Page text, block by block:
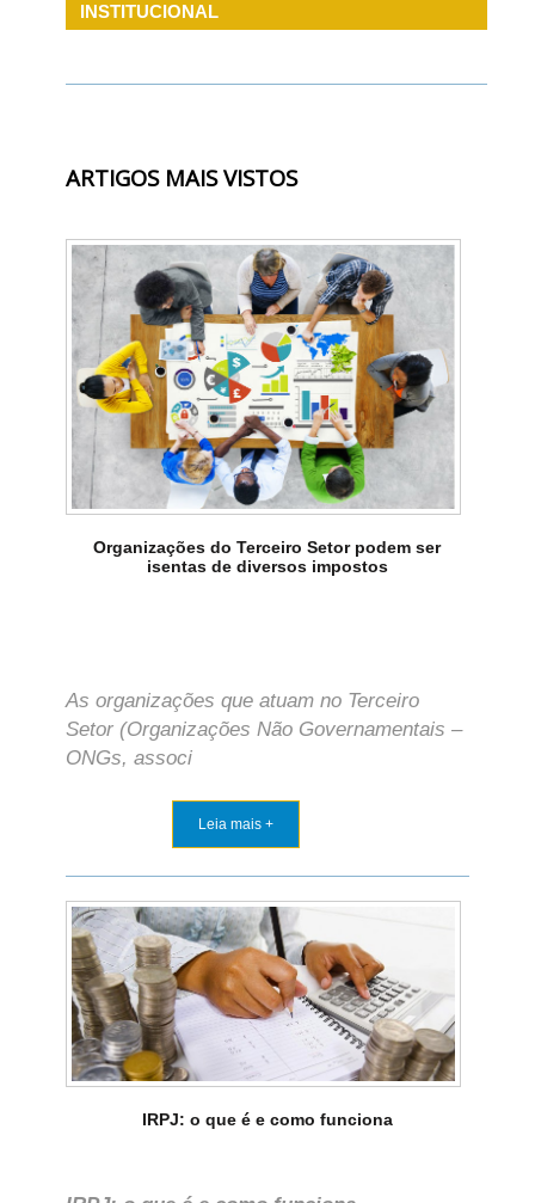
INSTITUCIONAL
ARTIGOS MAIS VISTOS
Organizações do Terceiro Setor podem ser
isentas de diversos impostos
As organizações que atuam no Terceiro
Setor (Organizações Não Governamentais –
ONGs, associ
Leia mais +
IRPJ: o que é e como funciona